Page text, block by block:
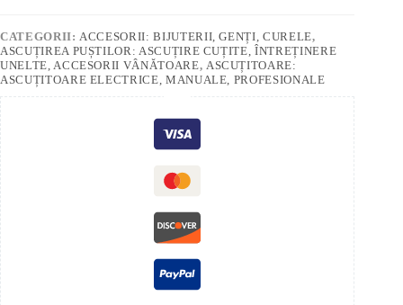
CATEGORII: ACCESORII: BIJUTERII, GENȚI, CURELE,
ASCUȚIREA PUȘTILOR: ASCUȚIRE CUȚITE, ÎNTREȚINERE
UNELTE, ACCESORII VÂNĂTOARE, ASCUȚITOARE:
ASCUȚITOARE ELECTRICE, MANUALE, PROFESIONALE